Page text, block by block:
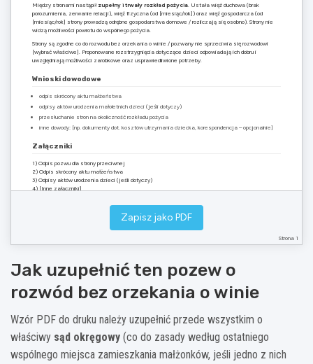
Między stronami nastąpił zupełny i trwały rozkład pożycia . Ustała więź duchowa (brak
porozumienia, zerwanie relacji), więź fizyczna (od [miesiąc/rok]) oraz więź gospodarcza (od
[miesiąc/rok] strony prowadzą odrębne gospodarstwa domowe / rozliczają się osobno). Strony nie
widzą możliwości powrotu do wspólnego pożycia.
Strony są zgodne co do rozwodu bez orzekania o winie / pozwany nie sprzeciwia się rozwodowi
[wybrać właściwe]. Proponowane rozstrzygnięcia dotyczące dzieci odpowiadają ich dobru i
uwzględniają możliwości zarobkowe oraz usprawiedliwione potrzeby.
Wnioski dowodowe
odpis skrócony aktu małżeństwa
odpisy aktów urodzenia małoletnich dzieci (jeśli dotyczy)
przesłuchanie stron na okoliczność rozkładu pożycia
inne dowody: [np. dokumenty dot. kosztów utrzymania dziecka, korespondencja – opcjonalnie]
Załączniki
1) Odpis pozwu dla strony przeciwnej
2) Odpis skrócony aktu małżeństwa
3) Odpisy aktów urodzenia dzieci (jeśli dotyczy)
4) [Inne załączniki]
Podpis: ___________________________
Strona 1
Zapisz jako PDF
Jak uzupełnić ten pozew o
rozwód bez orzekania o winie
Wzór PDF do druku należy uzupełnić przede wszystkim o
właściwy sąd okręgowy (co do zasady według ostatniego
wspólnego miejsca zamieszkania małżonków, jeśli jedno z nich